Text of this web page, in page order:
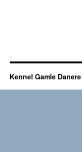
Kennel Gamle Danere